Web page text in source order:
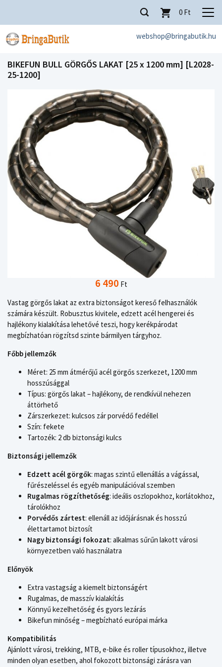
webshop@bringabutik.hu
0 Ft
BIKEFUN BULL GÖRGŐS LAKAT [25 x 1200 mm] [L2028-
25-1200]
6 490 Ft
Vastag görgős lakat az extra biztonságot kereső felhasználók
számára készült. Robusztus kivitele, edzett acél hengerei és
hajlékony kialakítása lehetővé teszi, hogy kerékpárodat
megbízhatóan rögzítsd szinte bármilyen tárgyhoz.
Főbb jellemzők
Méret: 25 mm átmérőjű acél görgős szerkezet, 1200 mm
hosszúsággal
Típus: görgős lakat – hajlékony, de rendkívül nehezen
áttörhető
Zárszerkezet: kulcsos zár porvédő fedéllel
Szín: fekete
Tartozék: 2 db biztonsági kulcs
Biztonsági jellemzők
Edzett acél görgők: magas szintű ellenállás a vágással,
fűrészeléssel és egyéb manipulációval szemben
Rugalmas rögzíthetőség: ideális oszlopokhoz, korlátokhoz,
tárolókhoz
Porvédős zártest: ellenáll az időjárásnak és hosszú
élettartamot biztosít
Nagy biztonsági fokozat: alkalmas sűrűn lakott városi
környezetben való használatra
Előnyök
Extra vastagság a kiemelt biztonságért
Rugalmas, de masszív kialakítás
Könnyű kezelhetőség és gyors lezárás
Bikefun minőség – megbízható európai márka
Kompatibilitás
Ajánlott városi, trekking, MTB, e-bike és roller típusokhoz, illetve
minden olyan esetben, ahol fokozott biztonsági zárásra van